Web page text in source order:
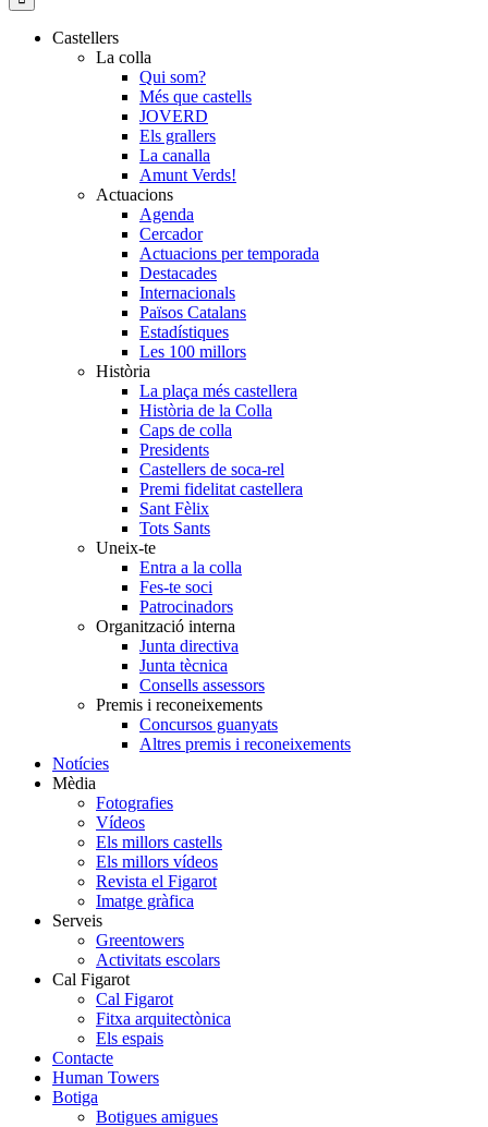
Castellers
La colla
Qui som?
Més que castells
JOVERD
Els grallers
La canalla
Amunt Verds!
Actuacions
Agenda
Cercador
Actuacions per temporada
Destacades
Internacionals
Països Catalans
Estadístiques
Les 100 millors
Història
La plaça més castellera
Història de la Colla
Caps de colla
Presidents
Castellers de soca-rel
Premi fidelitat castellera
Sant Fèlix
Tots Sants
Uneix-te
Entra a la colla
Fes-te soci
Patrocinadors
Organització interna
Junta directiva
Junta tècnica
Consells assessors
Premis i reconeixements
Concursos guanyats
Altres premis i reconeixements
Notícies
Mèdia
Fotografies
Vídeos
Els millors castells
Els millors vídeos
Revista el Figarot
Imatge gràfica
Serveis
Greentowers
Activitats escolars
Cal Figarot
Cal Figarot
Fitxa arquitectònica
Els espais
Contacte
Human Towers
Botiga
Botigues amigues